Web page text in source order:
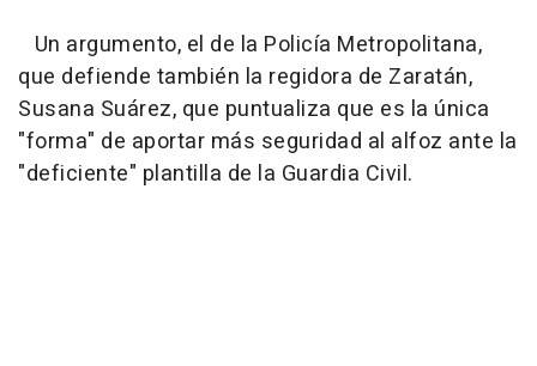
Un argumento, el de la Policía Metropolitana,
que defiende también la regidora de Zaratán,
Susana Suárez, que puntualiza que es la única
"forma" de aportar más seguridad al alfoz ante la
"deficiente" plantilla de la Guardia Civil.